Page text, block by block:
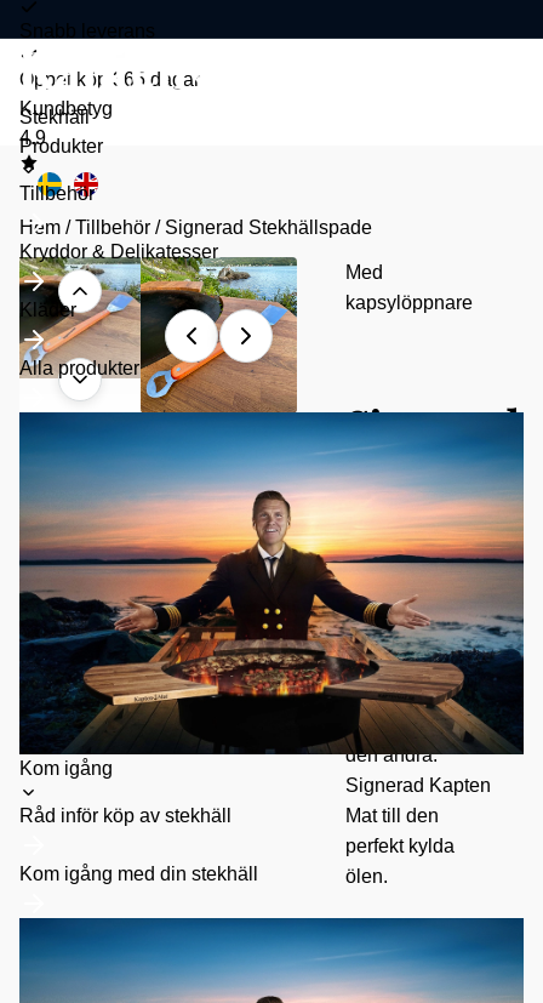
Snabb leverans
Öppet köp 365 dagar
Kundbetyg
4.9
Stekhäll
ProdukterToggle
Tillbehör
Kryddor & Delikatesser
Kläder
Alla produkter
Kom igång
Råd inför köp av stekhäll
Kom igång med din stekhäll
Hem /Tillbehör / Signerad Stekhällspade
Med
kapsylöppnare
Signerad
149kr
Praktiskt 2-i-1
redskap med
stekspade i ena
änden och
kapsylöppnare i
den andra.
Signerad Kapten
Mat till den
perfekt kylda
ölen.
Kan det bli bättre
än så..nä tror inte
det.